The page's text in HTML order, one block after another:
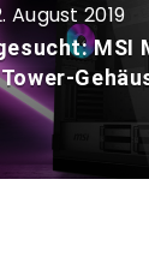
August 2019
MSI